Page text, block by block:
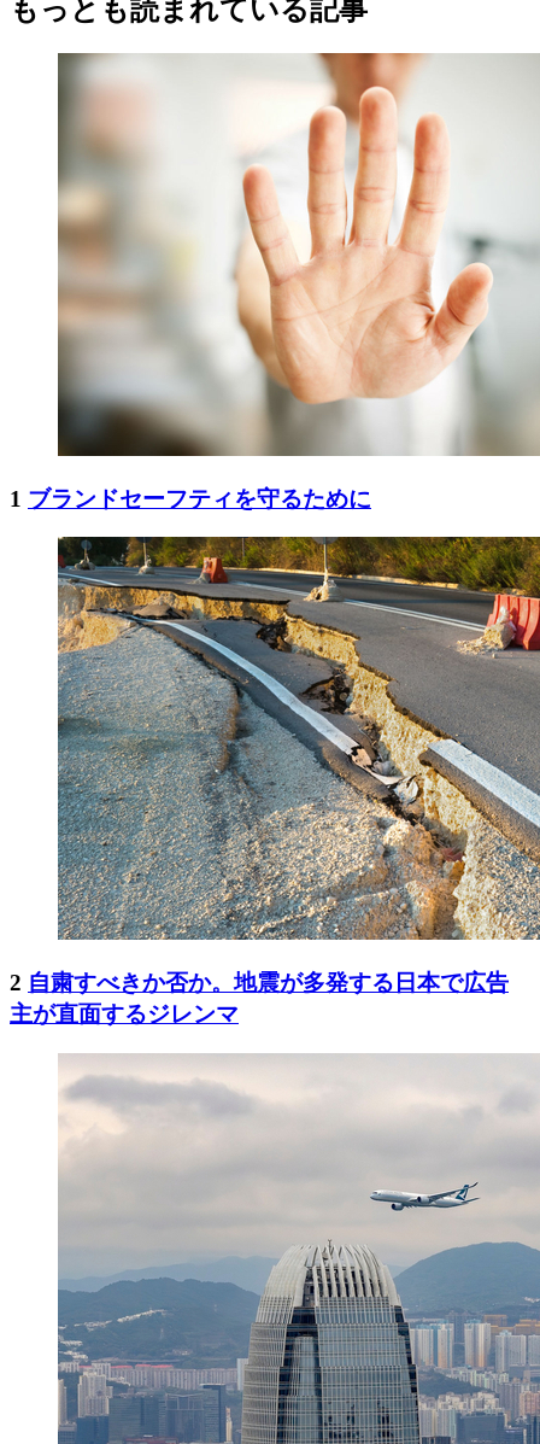
もっとも読まれている記事
1 ブランドセーフティを守るために
2 自粛すべきか否か。地震が多発する日本で広告
主が直面するジレンマ